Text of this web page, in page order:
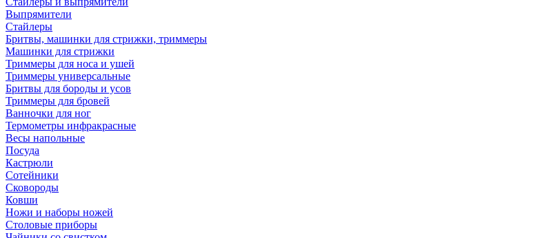
Выпрямители
Стайлеры
Бритвы, машинки для стрижки, триммеры
Машинки для стрижки
Триммеры для носа и ушей
Триммеры универсальные
Бритвы для бороды и усов
Триммеры для бровей
Ванночки для ног
Термометры инфракрасные
Весы напольные
Посуда
Кастрюли
Сотейники
Сковороды
Ковши
Ножи и наборы ножей
Столовые приборы